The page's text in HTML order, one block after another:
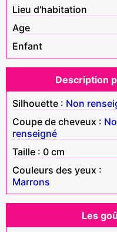
Lieu d'habitation
Age
Enfant
Description
Silhouette : Non
Coupe de cheveux :
renseigné
Taille : 0 cm
Couleurs des yeux :
Marrons
Les